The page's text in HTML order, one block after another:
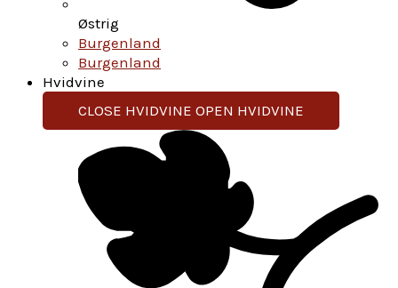
Østrig
Burgenland
Burgenland
Hvidvine
CLOSE HVIDVINE OPEN HVIDVINE